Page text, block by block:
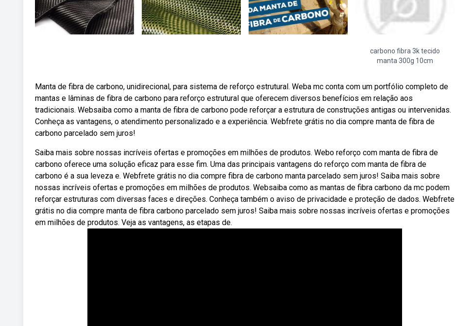
carbono fibra 3k tecido
manta 300g 10cm
Manta de fibra de carbono, unidirecional, para sistema de reforço estrutural. Weba mc conta com um portfólio completo de
mantas e lâminas de fibra de carbono para reforço estrutural que oferecem diversos benefícios em relação aos
tradicionais. Websaiba como a manta de fibra de carbono pode reforçar a estrutura de construções antigas ou intervenidas.
Conheça as vantagens, o atendimento personalizado e a experiência. Webfrete grátis no dia compre manta de fibra de
carbono parcelado sem juros!
Saiba mais sobre nossas incríveis ofertas e promoções em milhões de produtos. Webo reforço com manta de fibra de
carbono oferece uma solução eficaz para esse fim. Uma das principais vantagens do reforço com manta de fibra de
carbono é a sua leveza e. Webfrete grátis no dia compre fibra de carbono manta parcelado sem juros! Saiba mais sobre
nossas incríveis ofertas e promoções em milhões de produtos. Websaiba como as mantas de fibra carbono da mc podem
reforçar estruturas com diversas faces e direções. Conheça também o aviso de privacidade e proteção de dados. Webfrete
grátis no dia compre manta de fibra carbono parcelado sem juros! Saiba mais sobre nossas incríveis ofertas e promoções
em milhões de produtos. Veja as vantagens, as etapas de.